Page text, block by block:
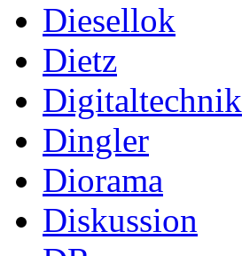
Diesellok
Dietz
Digitaltechnik
Dingler
Diorama
Diskussion